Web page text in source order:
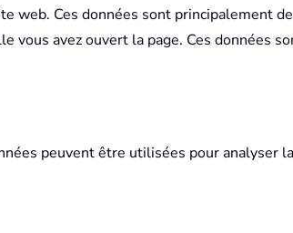
web. Ces données sont principalement
avez ouvert la page. Ces données
peuvent être utilisées pour analyser